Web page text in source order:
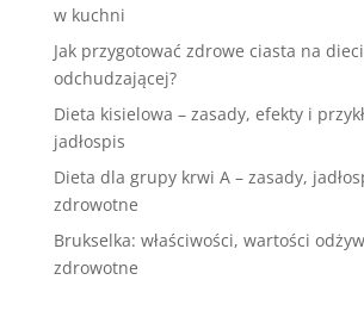
w kuchni
Jak przygotować zdrowe ciasta na
odchudzającej?
Dieta kisielowa – zasady, efekty i
jadłospis
Dieta dla grupy krwi A – zasady,
zdrowotne
Brukselka: właściwości, wartości
zdrowotne